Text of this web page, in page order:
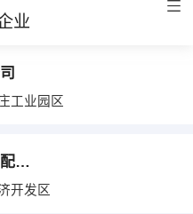
业
工业园区
东营市信义汇丰汽车配件有限责任公司
开发区